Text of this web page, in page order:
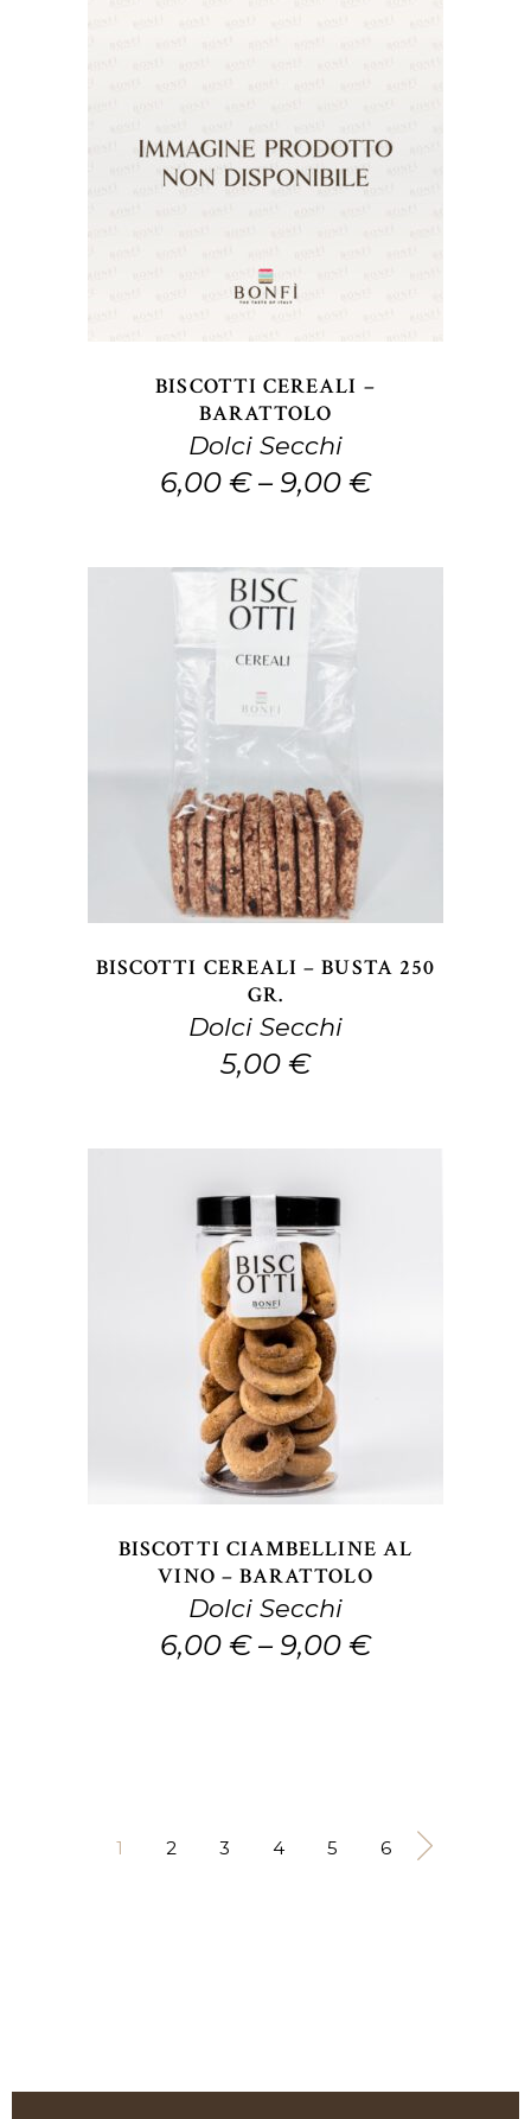
SCEGLI Questo
prodotto
varianti.
Le
opzioni
possono
essere
scelte
prodotto
BISCOTTI CEREALI –
BARATTOLO
Dolci Secchi
6,00 €– 9,00 €
AGGIUNGI AL CARRELLO
BISCOTTI CEREALI – BUSTA 250
GR.
Dolci Secchi
5,00 €
SCEGLI Questo
prodotto
ha
più
varianti.
Le
opzioni
possono
essere
scelte
BISCOTTI CIAMBELLINE AL
VINO – BARATTOLO
Dolci Secchi
6,00 €– 9,00 €
1 2 3 4 5 6